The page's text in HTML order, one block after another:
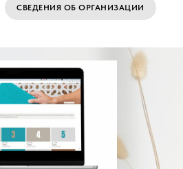
СВЕДЕНИЯ ОБ ОРГАНИЗАЦИИ